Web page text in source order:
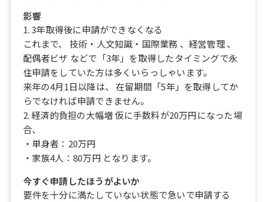
影響
1. 3年取得後に申請ができなくなる
これまで、 技術・人文知識・国際業務 、経営管理 、
配偶者ビザ などで「3年」を取得したタイミングで永
住申請をしていた方は多くいらっしゃいます。
来年の4月1日以降は、 在留期間「5年」を取得してか
らでなければ申請できません。
2. 経済的負担の大幅増 仮に手数料が20万円になった場
合、
・単身者：20万円
・家族4人：80万円 となります。
今すぐ申請したほうがよいか
要件を十分に満たしていない状態で急いで申請する